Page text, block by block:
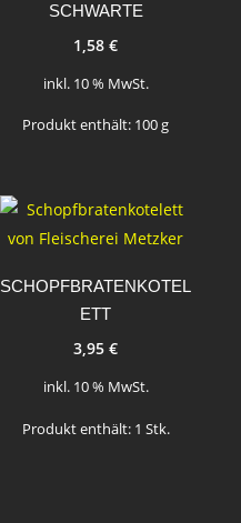
SCHWARTE
1,58€
inkl. 10 % MwSt.
Produkt enthält: 100g
SCHOPFBRATENKOTEL
ETT
3,95€
inkl. 10 % MwSt.
Produkt enthält: 1 Stk.